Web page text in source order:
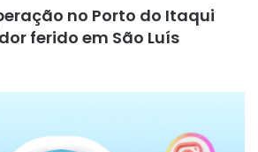
no Porto do Itaqui
ferido em São Luís